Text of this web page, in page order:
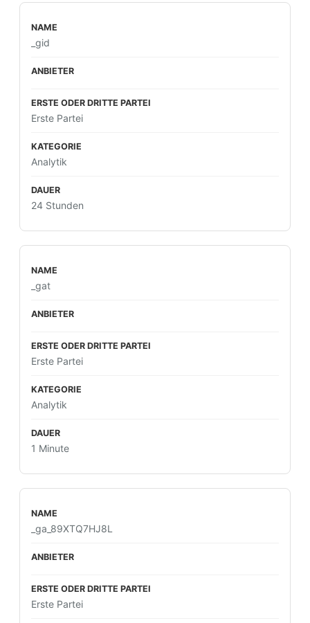
_gid
Erste Partei
Analytik
24 Stunden
_gat
Erste Partei
Analytik
1 Minute
_ga_89XTQ7HJ8L
Erste Partei